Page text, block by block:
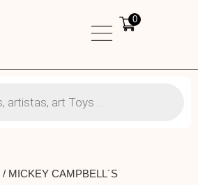
0
/ MICKEY CAMPBELL´S